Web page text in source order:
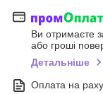
Ви отримаєте
або гроші
Детальніше
Оплата на